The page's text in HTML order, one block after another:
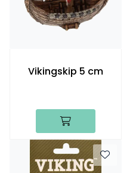
Vikingskip 5 cm